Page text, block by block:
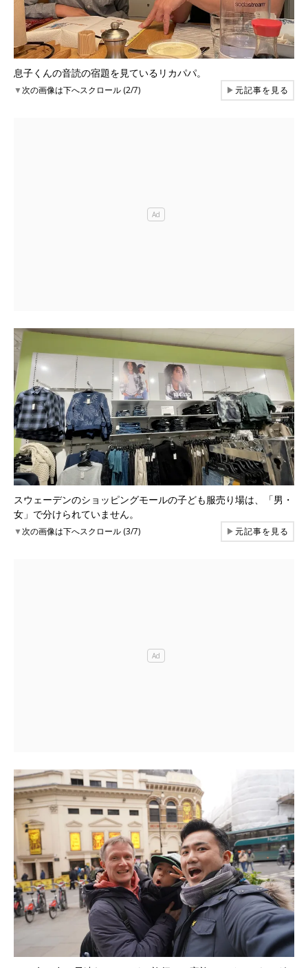
息子くんの音読の宿題を見ているリカパパ。
▼次の画像は下へスクロール (2/7) ▶元記事を見る
スウェーデンのショッピングモールの子ども服売り場は、「男・
女」で分けられていません。
▼次の画像は下へスクロール (3/7) ▶元記事を見る